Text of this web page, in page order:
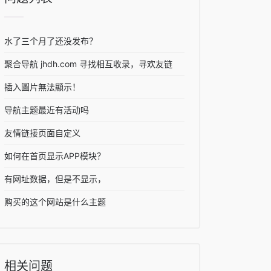
水了三个月了还没发布？
聚合导航 jhdh.com 寻找相互收录，寻欢友链
插入圖片無法顯示！
导航主题最近有活动吗
友情链接页面自定义
如何在首页显示APP模块？
有网址数据，但是不显示，
购买的这个网站是什么主题
相关问题